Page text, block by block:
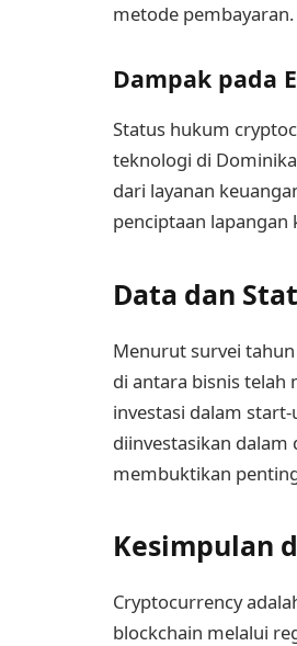
metode pembayaran.
Dampak pada
Status hukum
teknologi di
dari layanan
penciptaan
Data dan
Menurut survei tahun
di antara bisnis telah
investasi dalam
diinvestasikan dalam
membuktikan
Kesimpulan
Cryptocurrency
blockchain melalui